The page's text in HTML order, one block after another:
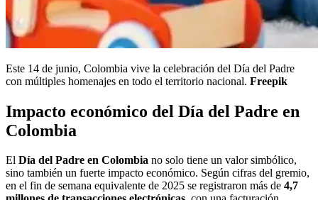
Este 14 de junio, Colombia vive la celebración del Día del Padre
con múltiples homenajes en todo el territorio nacional. Freepik
Impacto económico del Día del Padre en
Colombia
El Día del Padre en Colombia no solo tiene un valor simbólico,
sino también un fuerte impacto económico. Según cifras del gremio,
en el fin de semana equivalente de 2025 se registraron más de 4,7